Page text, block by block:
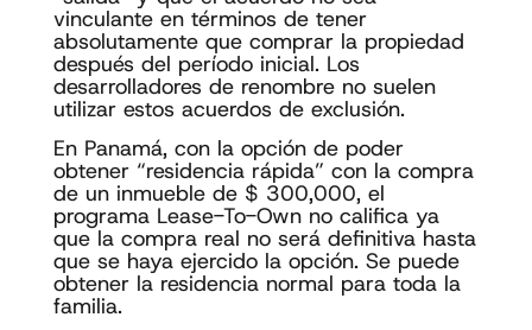
vinculante en términos de tener
absolutamente que comprar la propiedad
después del período inicial. Los
desarrolladores de renombre no suelen
utilizar estos acuerdos de exclusión.
En Panamá, con la opción de poder
obtener “residencia rápida” con la compra
de un inmueble de $ 300,000, el
programa Lease-To-Own no califica ya
que la compra real no será definitiva hasta
que se haya ejercido la opción. Se puede
obtener la residencia normal para toda la
familia.